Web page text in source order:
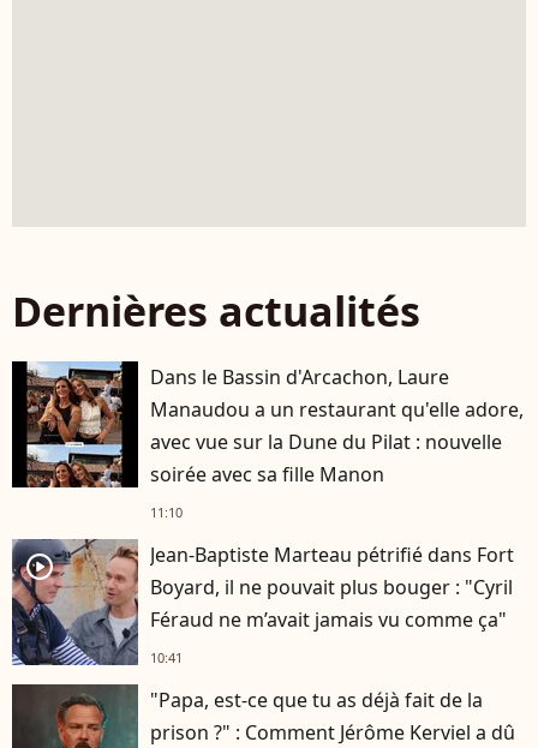
Dernières actualités
Dans le Bassin d'Arcachon, Laure
Manaudou a un restaurant qu'elle adore,
avec vue sur la Dune du Pilat : nouvelle
soirée avec sa fille Manon
11:10
player2
Jean-Baptiste Marteau pétrifié dans Fort
Boyard, il ne pouvait plus bouger : "Cyril
Féraud ne m’avait jamais vu comme ça"
10:41
"Papa, est-ce que tu as déjà fait de la
prison ?" : Comment Jérôme Kerviel a dû